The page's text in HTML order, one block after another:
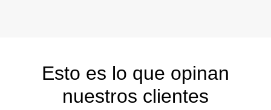
Esto es lo que opinan
nuestros clientes